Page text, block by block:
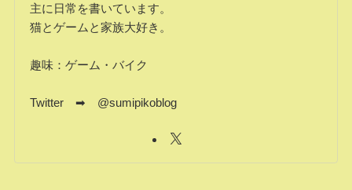
主に日常を書いています。
猫とゲームと家族大好き。
趣味：ゲーム・バイク
Twitter ➡ @sumipikoblog